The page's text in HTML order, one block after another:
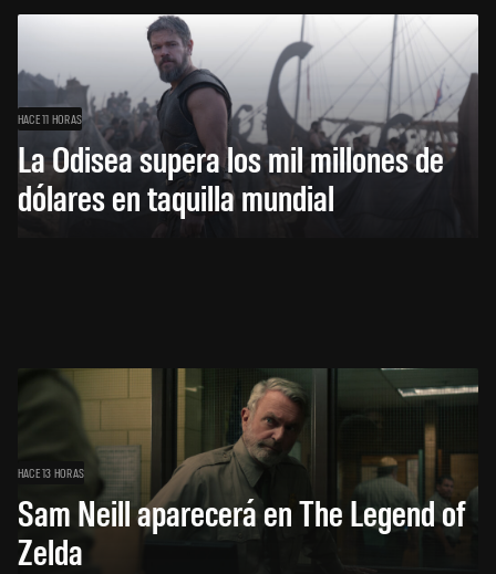
HACE 11 HORAS
La Odisea supera los mil millones de
dólares en taquilla mundial
HACE 13 HORAS
Sam Neill aparecerá en The Legend of
Zelda